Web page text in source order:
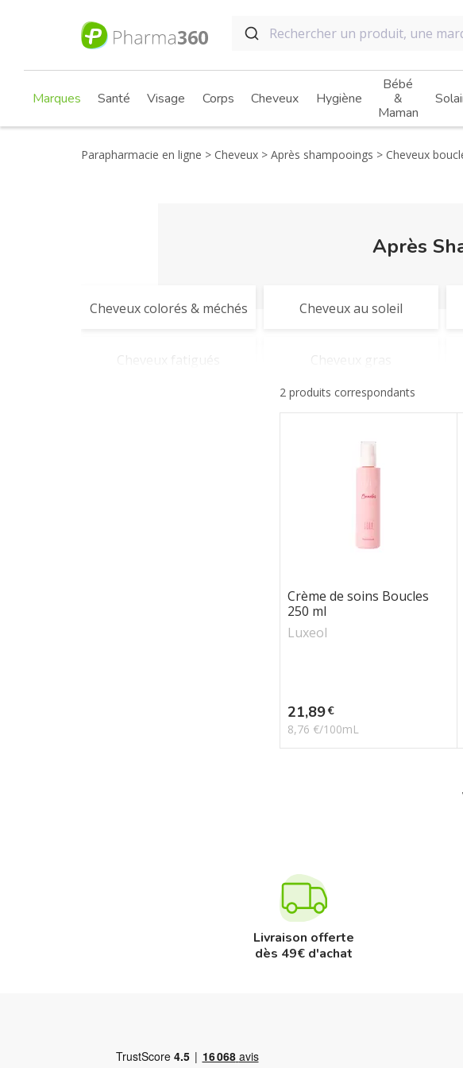
Marques Santé Visage Corps Cheveux Hygiène
Bébé
&
Maman
Parapharmacie en ligne Cheveux Après shampooings Cheveux
Après
Cheveux colorés & méchés Cheveux au soleil
Cheveux fatigués Cheveux gras
2 produits correspondants
Crème de soins Boucles
250 ml
Luxeol
Prix
21,89€
8,76 €/100mL
Livraison offerte
dès 49€ d'achat